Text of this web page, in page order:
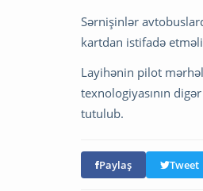
Sərnişinlər
kartdan istifadə
Layihənin pilot
texnologiyasının
tutulub.
Paylaş Tweet